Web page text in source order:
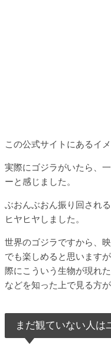
この公式サイトにあるイ
実際にゴジラがいたら、
ーと感じました。
ぶおんぶおん振り回され
ヒヤヒヤしました。
世界のゴジラですから、
でも楽しめると思います
際にこういう生物が現れ
などを知った上で見る方
まだ観ていない人は